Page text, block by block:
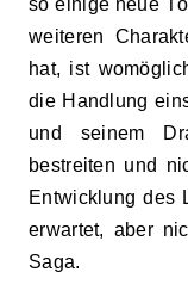
weiteren
hat, ist
die Handlung
und seinem
bestreiten und
Entwicklung des
erwartet, aber
Saga.